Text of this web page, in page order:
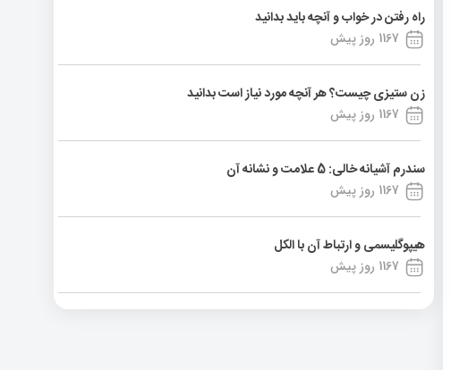
راه رفتن در خواب و آنچه باید بدانید
1167 روز پیش
زن ستیزی چیست؟ هر آنچه مورد نیاز است بدانید
1167 روز پیش
سندرم آشیانه خالی: 5 علامت و نشانه آن
1167 روز پیش
هیپوگلیسمی و ارتباط آن با الکل
1167 روز پیش